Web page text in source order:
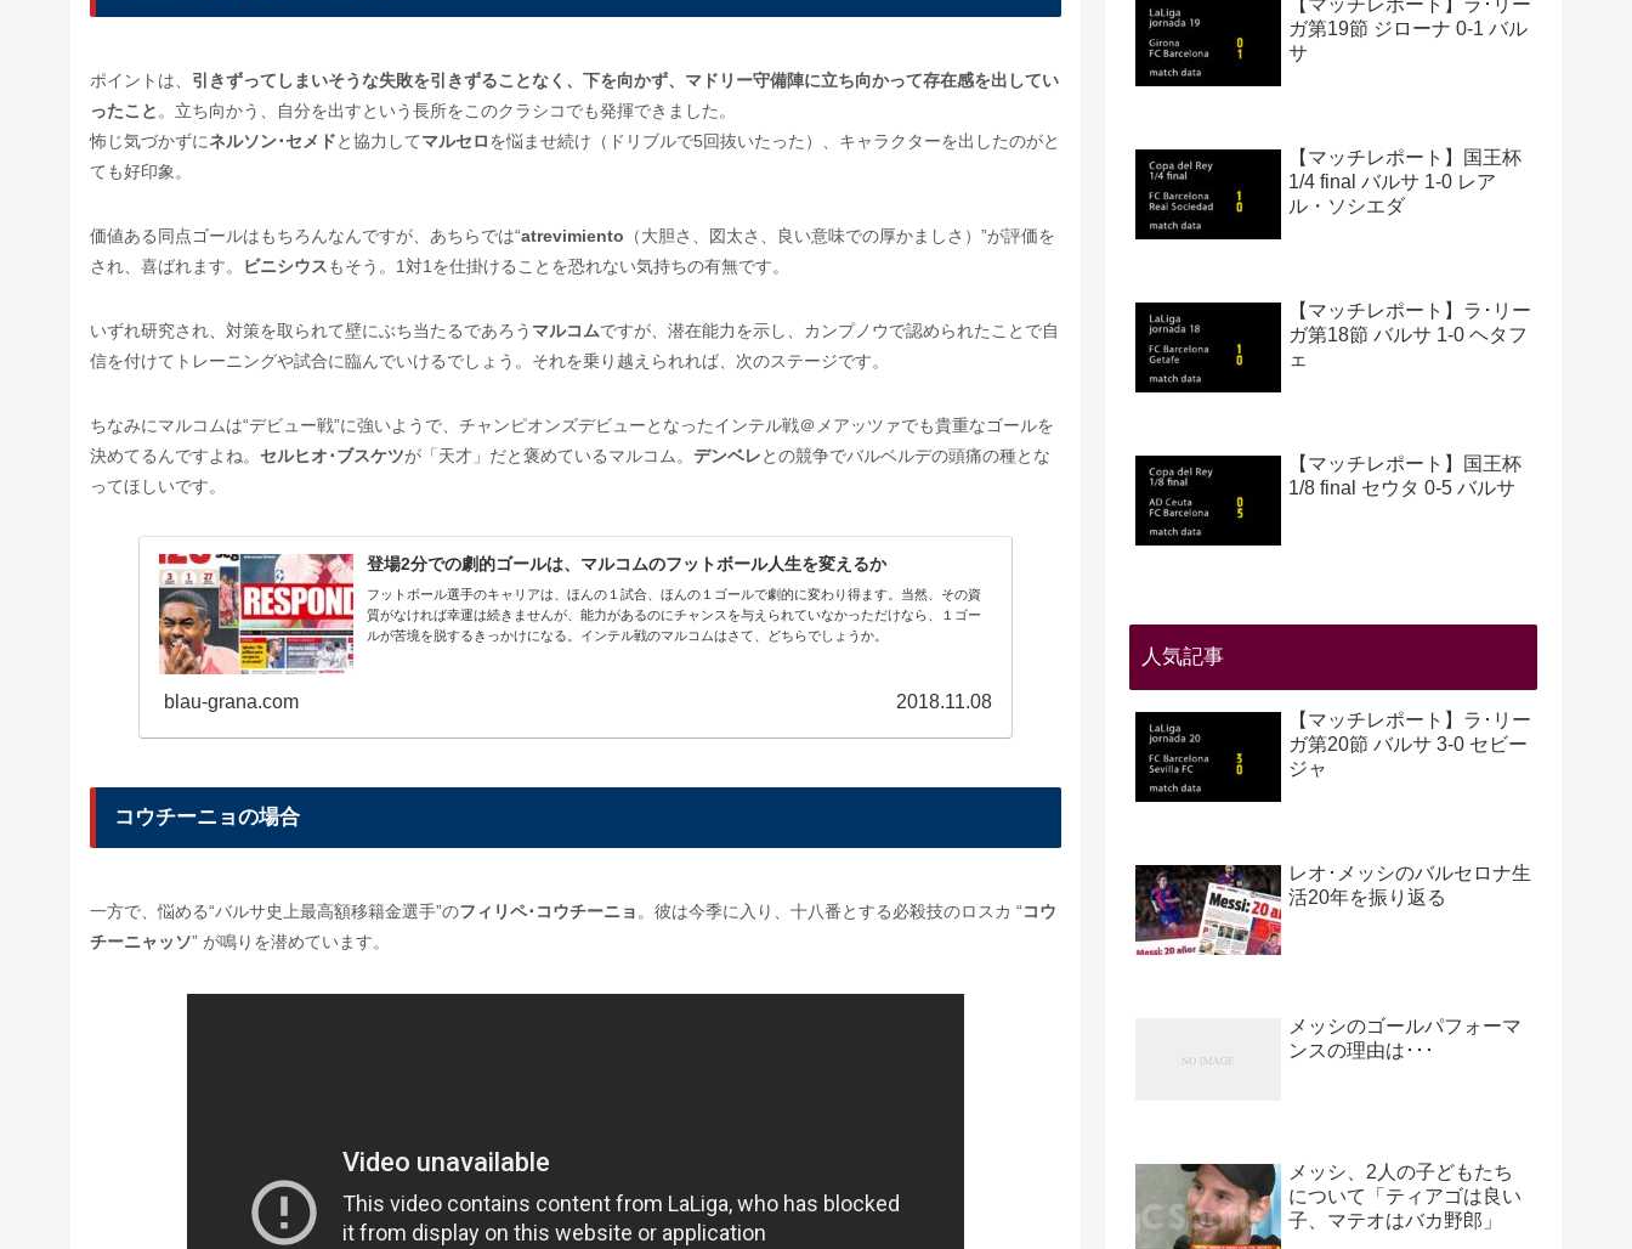
ポイントは、 引きずってしまいそうな失敗を引きずることなく、下を向かず、マドリー守備陣に立ち向かって存在感を出してい
ったこと 。立ち向かう、自分を出すという長所をこのクラシコでも発揮できました。
怖じ気づかずにネルソン･セメドと協力してマルセロを悩ませ続け（ドリブルで5回抜いたった）、キャラクターを出したのがと
ても好印象。
価値ある同点ゴールはもちろんなんですが、あちらでは“atrevimiento （大胆さ、図太さ、良い意味での厚かましさ）”が評価を
され、喜ばれます。
ビニシウスもそう。1対1を仕掛けることを恐れない気持ちの有無です。
いずれ研究され、対策を取られて壁にぶち当たるであろう マルコムですが、潜在能力を示し、カンプノウで認められたことで自
信を付けてトレーニングや試合に臨んでいけるでしょう。それを乗り越えられれば、次のステージです。
ちなみにマルコムは“デビュー戦”に強いようで、チャンピオンズデビューとなったインテル戦＠メアッツァでも貴重なゴールを
決めてるんですよね。 セルヒオ･ブスケツが「天才」だと褒めているマルコム。 デンベレとの競争でバルベルデの頭痛の種とな
ってほしいです。
登場2分での劇的ゴールは、マルコムのフットボール人生を変えるか
フットボール選手のキャリアは、ほんの１試合、ほんの１ゴールで劇的に変わり得ます。当然、その資
質がなければ幸運は続きませんが、能力があるのにチャンスを与えられていなかっただけなら、１ゴー
ルが苦境を脱するきっかけになる。インテル戦のマルコムはさて、どちらでしょうか。
blau-grana.com 2018.11.08
コウチーニョの場合
一方で、悩める“バルサ史上最高額移籍金選手”のフィリペ･コウチーニョ 。彼は今季に入り、十八番とする必殺技のロスカ “コウ
チーニャッソ” が鳴りを潜めています。
【マッチレポート】ラ･リー
ガ第19節 ジローナ 0-1 バル
サ
【マッチレポート】国王杯
1/4 final バルサ 1-0 レア
ル・ソシエダ
【マッチレポート】ラ･リー
ガ第18節 バルサ 1-0 ヘタフ
ェ
【マッチレポート】国王杯
1/8 final セウタ 0-5 バルサ
人気記事
【マッチレポート】ラ･リー
ガ第20節 バルサ 3-0 セビー
ジャ
レオ･メッシのバルセロナ生
活20年を振り返る
メッシのゴールパフォーマ
ンスの理由は･･･
メッシ、2人の子どもたち
について「ティアゴは良い
子、マテオはバカ野郎」